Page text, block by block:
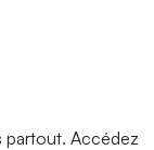
partout. Accédez